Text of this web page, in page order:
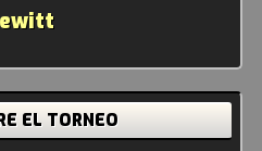
EL TORNEO